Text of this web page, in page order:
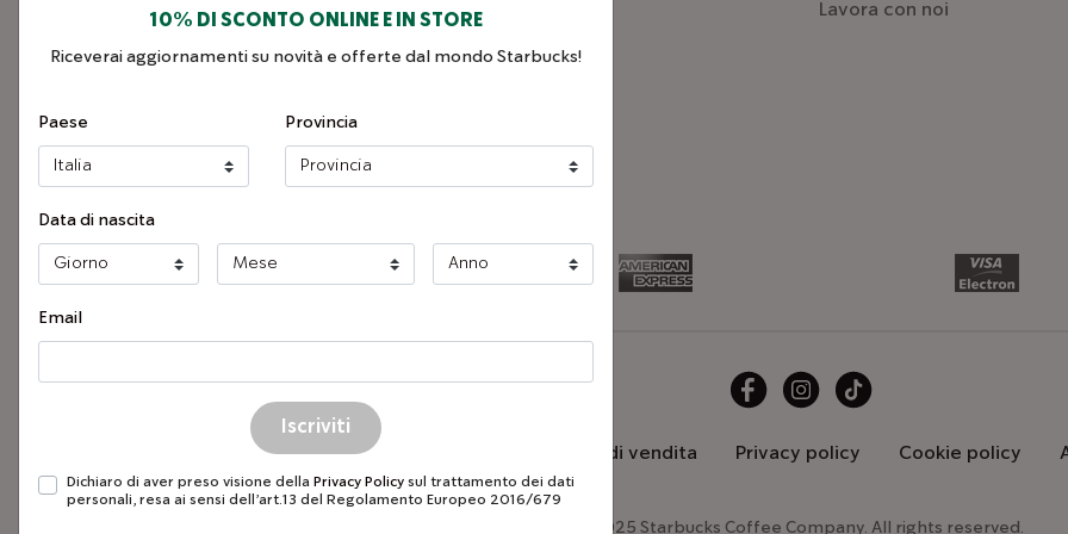
10% DI SCONTO ONLINE E IN STORE
Riceverai aggiornamenti su novità e offerte dal mondo Starbucks!
Paese Provincia
Data di nascita
Email
Dichiaro di aver preso visione della Privacy Policy sul trattamento dei dati
personali, resa ai sensi dell’art.13 del Regolamento Europeo 2016/679
Resi e rimborsi
Regolamentazioni
Corretto utilizzo e
smaltimento imballi
Lavora con noi
Condizioni generali di vendita Privacy policy Cookie policy
©2025 Starbucks Coffee Company. All rights reserved.